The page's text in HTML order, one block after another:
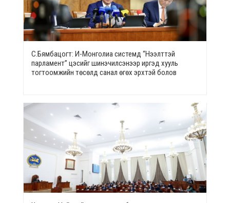
С.Бямбацогт: И-Монголиа системд “Нээлттэй
парламент” цэсийг шинэчилсэнээр иргэд хууль
тогтоомжийн төсөлд санал өгөх эрхтэй болов